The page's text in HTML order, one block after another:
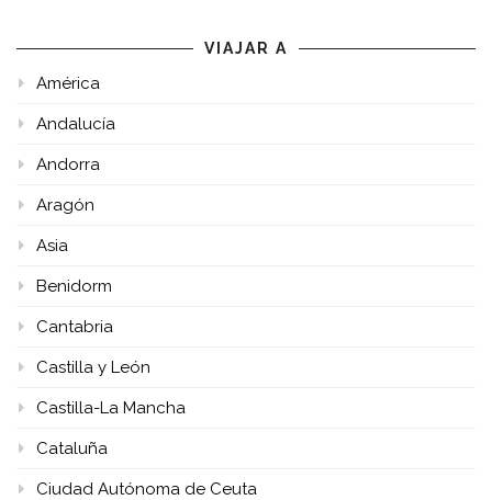
VIAJAR A
América
Andalucía
Andorra
Aragón
Asia
Benidorm
Cantabria
Castilla y León
Castilla-La Mancha
Cataluña
Ciudad Autónoma de Ceuta